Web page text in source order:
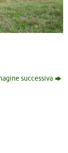
successiva